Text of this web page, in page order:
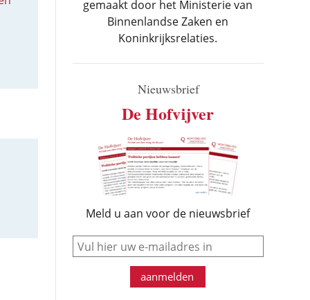
gemaakt door het Ministerie van
Binnenlandse Zaken en
Koninkrijksrelaties.
Nieuwsbrief
De Hofvijver
Meld u aan voor de nieuwsbrief
e-mail
aanmelden